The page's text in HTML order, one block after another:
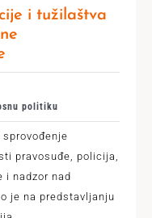
i tužilaštva
politiku
pravosuđe, policija,
i nadzor nad
je na predstavljanju